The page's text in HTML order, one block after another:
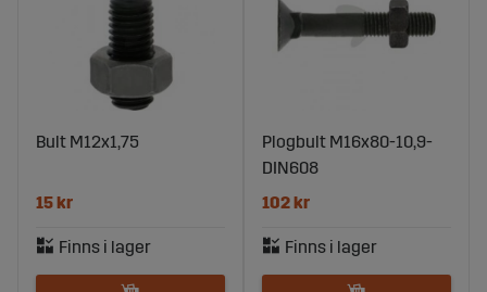
Bult M12x1,75
15 kr
Plogbult M16x80-10,9-
DIN608
102 kr